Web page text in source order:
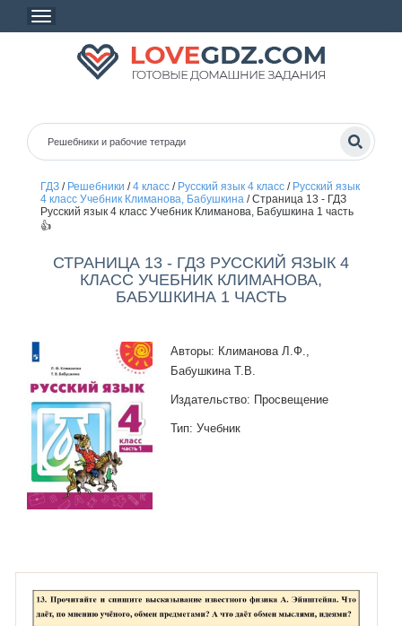
ГДЗ/ Решебники /4 класс/ Русский язык 4 класс/ Русский язык
4 класс Учебник Климанова, Бабушкина/Страница 13 - ГДЗ
Русский язык 4 класс Учебник Климанова, Бабушкина 1 часть
👍
СТРАНИЦА 13 - ГДЗ РУССКИЙ ЯЗЫК 4
КЛАСС УЧЕБНИК КЛИМАНОВА,
БАБУШКИНА 1 ЧАСТЬ
Авторы: Климанова Л.Ф.,
Бабушкина Т.В.
Издательство: Просвещение
Тип: Учебник